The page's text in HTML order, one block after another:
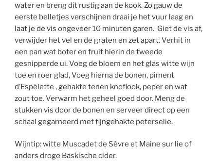
water en breng dit rustig aan de kook. Zo gauw de
eerste belletjes verschijnen draai je het vuur laag en
laat je de vis ongeveer 10 minuten garen. Giet de vis af,
verwijder het vel en de graten en zet apart. Verhit in
een pan wat boter en fruit hierin de tweede
gesnipperde ui. Voeg de bloem en het glas witte wijn
toe en roer glad, Voeg hierna de bonen, piment
d’Espélette , gehakte tenen knoflook, peper en wat
zout toe. Verwarm het geheel goed door. Meng de
stukken vis door de bonen en serveer direct op een
schaal gegarneerd met fijngehakte peterselie.
Wijntip: witte Muscadet de Sèvre et Maine sur lie of
anders droge Baskische cider.